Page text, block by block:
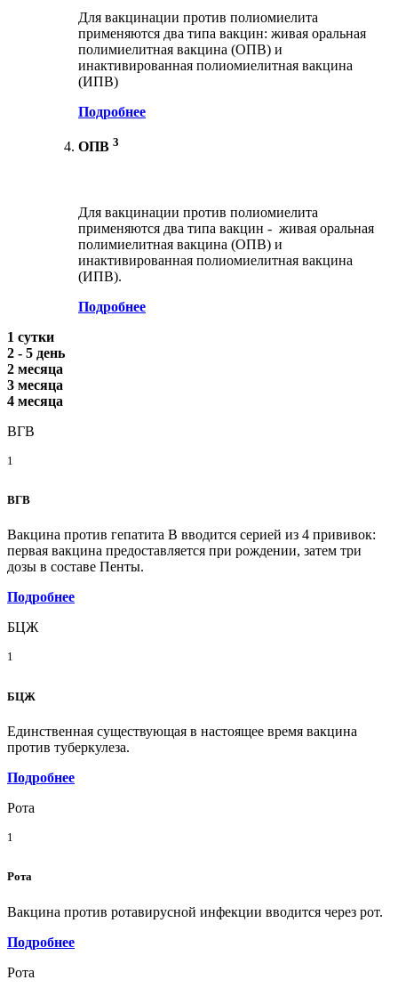
Для вакцинации против полиомиелита
применяются два типа вакцин: живая оральная
полимиелитная вакцина (ОПВ) и
инактивированная полиомиелитная вакцина
(ИПВ)
Подробнее
ОПВ 3
Для вакцинации против полиомиелита
применяются два типа вакцин - живая оральная
полимиелитная вакцина (ОПВ) и
инактивированная полиомиелитная вакцина
(ИПВ).
Подробнее
1 сутки
2 - 5 день
2 месяца
3 месяца
4 месяца
ВГВ
1
ВГВ
Вакцина против гепатита В вводится серией из 4 прививок:
первая вакцина предоставляется при рождении, затем три
дозы в составе Пенты.
Подробнее
БЦЖ
1
БЦЖ
Единственная существующая в настоящее время вакцина
против туберкулеза.
Подробнее
Рота
1
Рота
Вакцина против ротавирусной инфекции вводится через рот.
Подробнее
Рота